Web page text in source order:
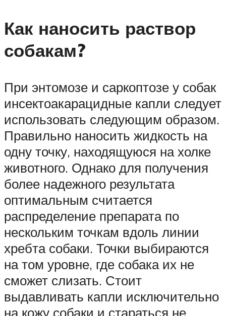
Как наносить раствор
собакам?
При энтомозе и саркоптозе у собак
инсектоакарацидные капли следует
использовать следующим образом.
Правильно наносить жидкость на
одну точку, находящуюся на холке
животного. Однако для получения
более надежного результата
оптимальным считается
распределение препарата по
нескольким точкам вдоль линии
хребта собаки. Точки выбираются
на том уровне, где собака их не
сможет слизать. Стоит
выдавливать капли исключительно
на кожу собаки и стараться не